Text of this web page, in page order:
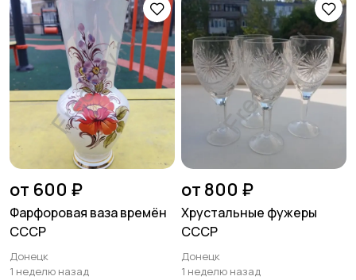
от 600 ₽
Фарфоровая ваза времён
СССР
Донецк
1 неделю назад
от 800 ₽
Хрустальные фужеры
СССР
Донецк
1 неделю назад